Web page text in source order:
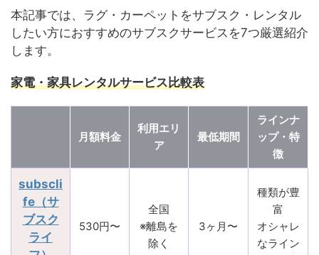
本記事では、ラグ・カーペットをサブスク・レンタル
したい方におすすめのサブスクサービスを7つ厳選紹介
します。
家電・家具レンタルサービス比較表
月額料金
利用エリ
ア
最低期間
ラインナ
ップ・特
徴
subscli
fe（サ
ブスク
ライ
530円〜
全国
※離島を
除く
3ヶ月〜
種類が豊
富
オシャレ
なライン